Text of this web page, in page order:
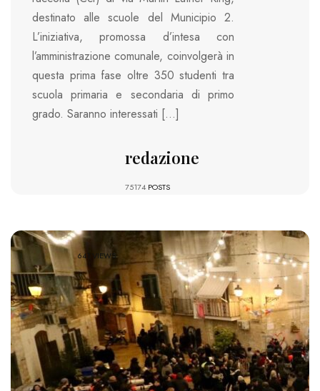
destinato alle scuole del Municipio 2.
L’iniziativa, promossa d’intesa con
l’amministrazione comunale, coinvolgerà in
questa prima fase oltre 350 studenti tra
scuola primaria e secondaria di primo
grado. Saranno interessati […]
redazione
75174 POSTS
641 VIEWS